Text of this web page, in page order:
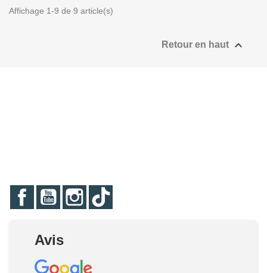
Affichage 1-9 de 9 article(s)
Retour en haut 
FacebookYouTubeInstagram
Avis